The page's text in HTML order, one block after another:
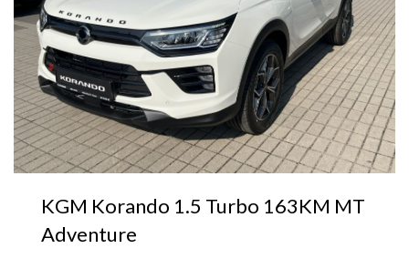
KGM Korando 1.5 Turbo 163KM MT
Adventure